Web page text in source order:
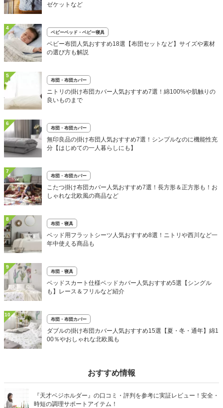
ゼケットなど
4
ベビーベッド・ベビー寝具
ベビー布団人気おすすめ18選【布団セットなど】サイズや素材
の選び方も解説
5
布団・布団カバー
ニトリの掛け布団カバー人気おすすめ7選！綿100%や肌触りの
良いものまで
6
布団・布団カバー
無印良品の掛け布団人気おすすめ7選！シンプルなのに機能性充
分【はじめての一人暮らしにも】
7
布団・布団カバー
こたつ掛け布団カバー人気おすすめ7選！長方形＆正方形も！お
しゃれな北欧風の商品など
8
布団・寝具
ベッド用フラットシーツ人気おすすめ8選！ニトリや西川など一
年中使える商品も
9
布団・寝具
ベッドスカート仕様ベッドカバー人気おすすめ5選【シングル
も】レース＆フリルなど紹介
10
布団・布団カバー
ダブルの掛け布団カバー人気おすすめ15選【夏・冬・通年】綿1
00％やおしゃれな北欧風も
おすすめ情報
『天才ベジホルダー』の口コミ・評判を参考に実証レビュー！安全・
時短の調理サポートアイテム！